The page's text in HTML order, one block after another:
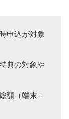
申込が対象
典の対象や
額（端末＋